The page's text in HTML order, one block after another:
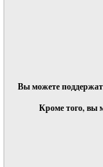
Вы можете
Кроме того, вы